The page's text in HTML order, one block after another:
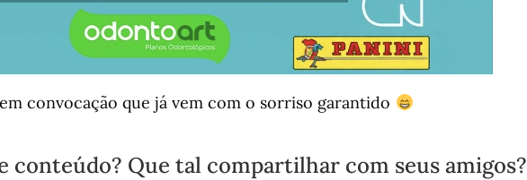
convocação que já vem com o sorriso garantido
conteúdo? Que tal compartilhar com seus amigos?